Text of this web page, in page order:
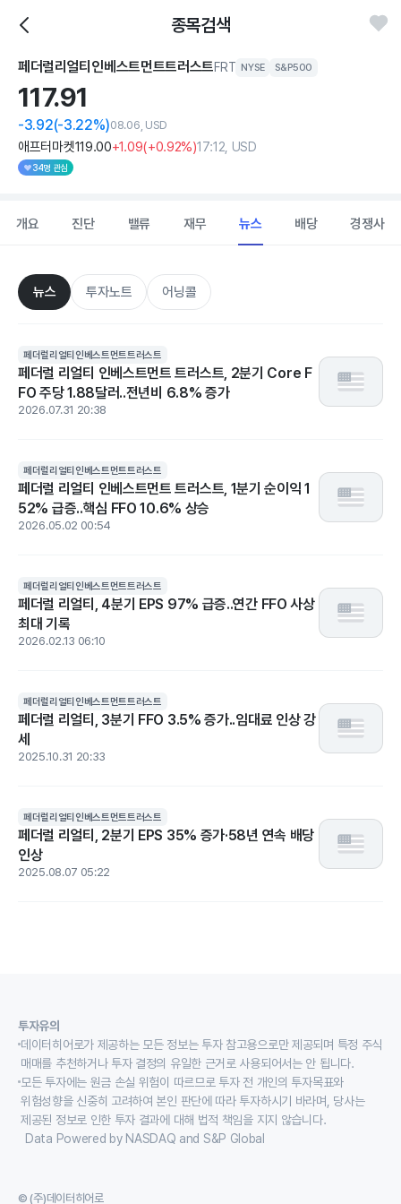
종목검색
페더럴리얼티인베스트먼트트러스트FRT NYSE S&P500
117.91
-3.92(-3.22%)08.06, USD
애프터마켓119.00+1.09(+0.92%)17:12, USD
34명 관심
개요 진단 밸류 재무 뉴스 배당 경쟁사
뉴스 투자노트 어닝콜
페더럴리얼티인베스트먼트트러스트
페더럴 리얼티 인베스트먼트 트러스트, 2분기 Core F
FO 주당 1.88달러..전년비 6.8% 증가
2026.07.31 20:38
페더럴리얼티인베스트먼트트러스트
페더럴 리얼티 인베스트먼트 트러스트, 1분기 순이익 1
52% 급증..핵심 FFO 10.6% 상승
2026.05.02 00:54
페더럴리얼티인베스트먼트트러스트
페더럴 리얼티, 4분기 EPS 97% 급증..연간 FFO 사상
최대 기록
2026.02.13 06:10
페더럴리얼티인베스트먼트트러스트
페더럴 리얼티, 3분기 FFO 3.5% 증가..임대료 인상 강
세
2025.10.31 20:33
페더럴리얼티인베스트먼트트러스트
페더럴 리얼티, 2분기 EPS 35% 증가·58년 연속 배당
인상
2025.08.07 05:22
투자유의
데이터히어로가 제공하는 모든 정보는 투자 참고용으로만 제공되며 특정 주식
매매를 추천하거나 투자 결정의 유일한 근거로 사용되어서는 안 됩니다.
모든 투자에는 원금 손실 위험이 따르므로 투자 전 개인의 투자목표와
위험성향을 신중히 고려하여 본인 판단에 따라 투자하시기 바라며, 당사는
제공된 정보로 인한 투자 결과에 대해 법적 책임을 지지 않습니다.
Data Powered by NASDAQ and S&P Global
© (주)데이터히어로